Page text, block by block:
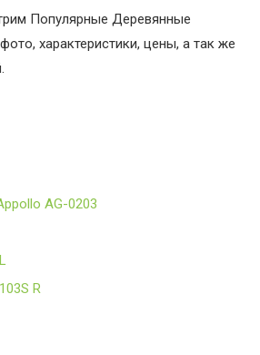
Популярные Деревянные
характеристики, цены, а так же
AG-0203
R